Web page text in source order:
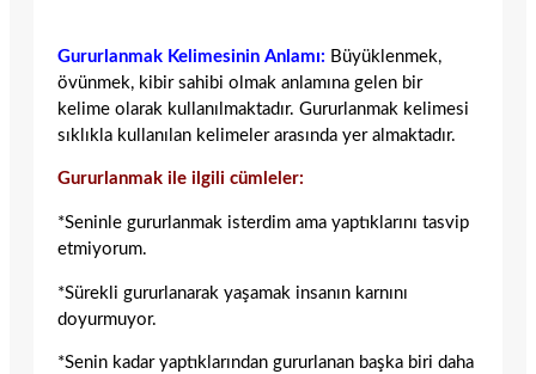
Gururlanmak Kelimesinin Anlamı: Büyüklenmek,
övünmek, kibir sahibi olmak anlamına gelen bir
kelime olarak kullanılmaktadır. Gururlanmak kelimesi
sıklıkla kullanılan kelimeler arasında yer almaktadır.
Gururlanmak ile ilgili cümleler:
*Seninle gururlanmak isterdim ama yaptıklarını tasvip
etmiyorum.
*Sürekli gururlanarak yaşamak insanın karnını
doyurmuyor.
*Senin kadar yaptıklarından gururlanan başka biri daha